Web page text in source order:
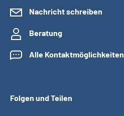
Nachricht schreiben
Beratung
Alle Kontaktmöglichkeiten
Folgen und Teilen